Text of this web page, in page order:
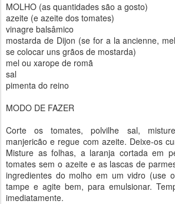
MOLHO (as quantidades são a gosto)
azeite (e azeite dos tomates)
vinagre balsâmico
mostarda de Dijon (se for a la ancienne,
se colocar uns grãos de mostarda)
mel ou xarope de romã
sal
pimenta do reino
MODO DE FAZER
Corte os tomates, polvilhe sal,
manjericão e regue com azeite. Deixe-os
Misture as folhas, a laranja cortada em
tomates sem o azeite e as lascas de
ingredientes do molho em um vidro (use
tampe e agite bem, para emulsionar.
imediatamente.